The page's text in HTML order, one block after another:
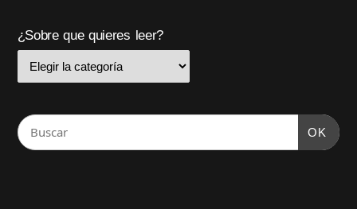
¿Sobre que quieres leer?
OK